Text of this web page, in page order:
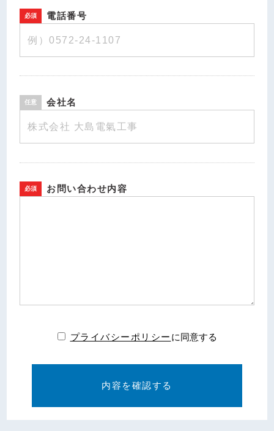
電話番号
会社名
お問い合わせ内容
プライバシーポリシー に同意する